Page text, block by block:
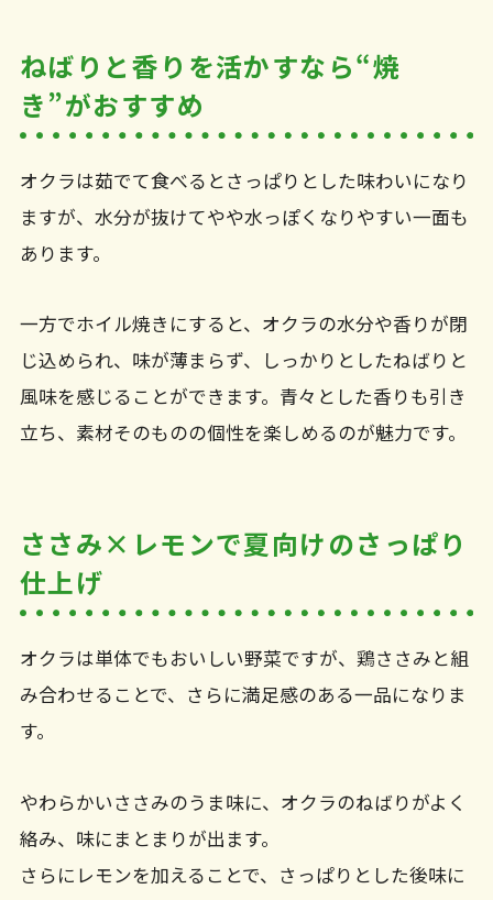
ねばりと香りを活かすなら“焼
き”がおすすめ
オクラは茹でて食べるとさっぱりとした味わいになり
ますが、水分が抜けてやや水っぽくなりやすい一面も
あります。
一方でホイル焼きにすると、オクラの水分や香りが閉
じ込められ、味が薄まらず、しっかりとしたねばりと
風味を感じることができます。青々とした香りも引き
立ち、素材そのものの個性を楽しめるのが魅力です。
ささみ×レモンで夏向けのさっぱり
仕上げ
オクラは単体でもおいしい野菜ですが、鶏ささみと組
み合わせることで、さらに満足感のある一品になりま
す。
やわらかいささみのうま味に、オクラのねばりがよく
絡み、味にまとまりが出ます。
さらにレモンを加えることで、さっぱりとした後味に